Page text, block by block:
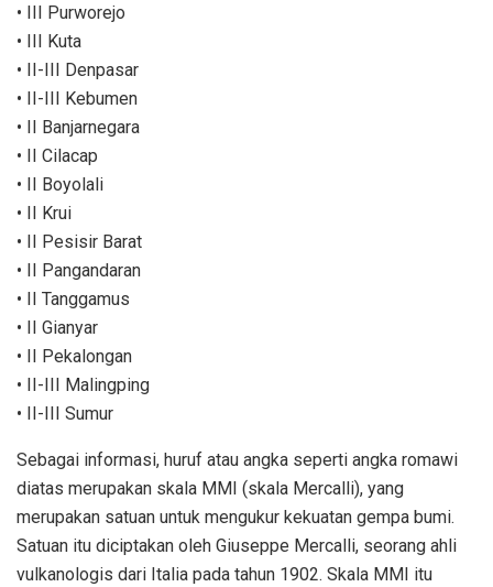
• III Purworejo
• III Kuta
• II-III Denpasar
• II-III Kebumen
• II Banjarnegara
• II Cilacap
• II Boyolali
• II Krui
• II Pesisir Barat
• II Pangandaran
• II Tanggamus
• II Gianyar
• II Pekalongan
• II-III Malingping
• II-III Sumur
Sebagai informasi, huruf atau angka seperti angka romawi
diatas merupakan skala MMI (skala Mercalli), yang
merupakan satuan untuk mengukur kekuatan gempa bumi.
Satuan itu diciptakan oleh Giuseppe Mercalli, seorang ahli
vulkanologis dari Italia pada tahun 1902. Skala MMI itu